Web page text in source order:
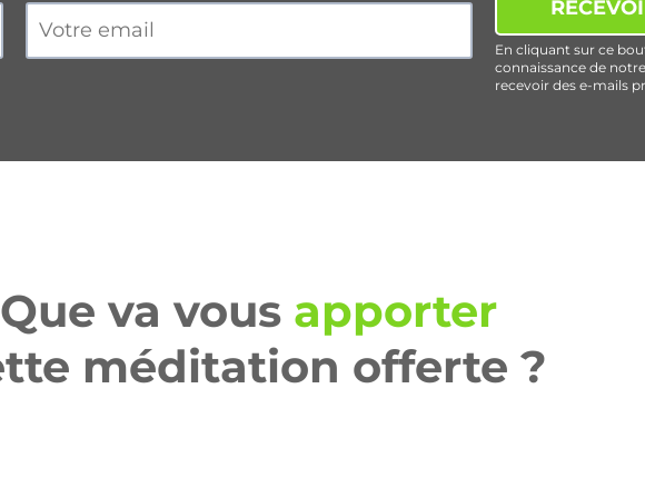
En cliquant sur ce
connaissance de notre
recevoir des e-mails
Que va vous apporter
méditation offerte ?